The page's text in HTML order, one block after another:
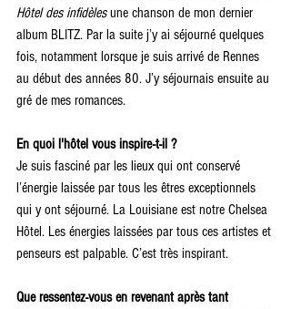
Hôtel des infidèles une chanson de mon dernier
album BLITZ. Par la suite j’y ai séjourné quelques
fois, notamment lorsque je suis arrivé de Rennes
au début des années 80. J’y séjournais ensuite au
gré de mes romances.
En quoi l'hôtel vous inspire-t-il ?
Je suis fasciné par les lieux qui ont conservé
l’énergie laissée par tous les êtres exceptionnels
qui y ont séjourné. La Louisiane est notre Chelsea
Hôtel. Les énergies laissées par tous ces artistes et
penseurs est palpable. C’est très inspirant.
Que ressentez-vous en revenant après tant